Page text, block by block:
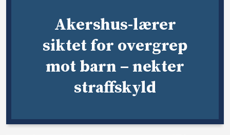
Akershus-lærer
siktet for overgrep
mot barn – nekter
straffskyld